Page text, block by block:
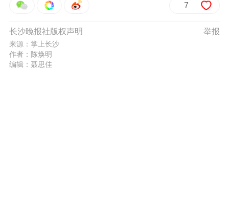
7
举报
长沙晚报社版权声明
来源：掌上长沙
作者：陈焕明
编辑：聂思佳